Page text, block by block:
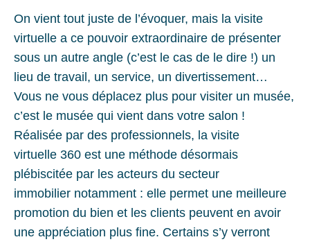
On vient tout juste de l’évoquer, mais la visite
virtuelle a ce pouvoir extraordinaire de présenter
sous un autre angle (c’est le cas de le dire !) un
lieu de travail, un service, un divertissement…
Vous ne vous déplacez plus pour visiter un musée,
c’est le musée qui vient dans votre salon !
Réalisée par des professionnels, la visite
virtuelle 360 est une méthode désormais
plébiscitée par les acteurs du secteur
immobilier notamment : elle permet une meilleure
promotion du bien et les clients peuvent en avoir
une appréciation plus fine. Certains s’y verront